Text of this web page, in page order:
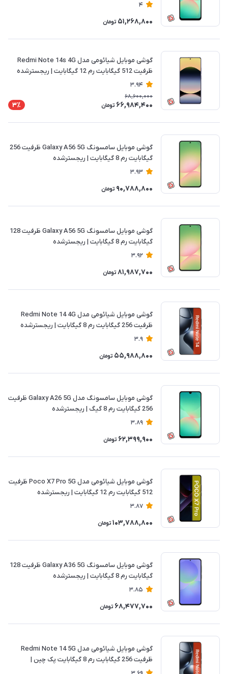
4
51,268,800 تومان
گوشی موبایل شیائومی مدل Redmi Note 14s 4G
ظرفیت 512 گیگابایت رم 12 گیگابایت | ریجسترشده
3.94
68,600,000
66,984,400 تومان 3٪
گوشی موبایل سامسونگ Galaxy A56 5G ظرفیت 256
گیگابایت رم 8 گیگابایت | ریجسترشده
3.93
90,788,800 تومان
گوشی موبایل سامسونگ Galaxy A56 5G ظرفیت 128
گیگابایت رم 8 گیگابایت | ریجسترشده
3.92
81,987,700 تومان
گوشی موبایل شیائومی مدل Redmi Note 14 4G
ظرفیت 256 گیگابایت رم 8 گیگابایت | ریجسترشده
3.9
55,988,800 تومان
گوشی موبایل سامسونگ مدل Galaxy A26 5G ظرفیت
256 گیگابایت رم 8 گیگ | ریجسترشده
3.89
62,399,900 تومان
گوشی موبایل شیائومی مدل Poco X7 Pro 5G ظرفیت
512 گیگابایت رم 12 گیگابایت | ریجسترشده
3.87
103,788,800 تومان
گوشی موبایل سامسونگ Galaxy A36 5G ظرفیت 128
گیگابایت رم 8 گیگابایت | ریجسترشده
3.85
68,477,700 تومان
گوشی موبایل شیائومی مدل Redmi Note 14 5G
ظرفیت 256 گیگابایت رم 8 گیگابایت پک چین |
ریجسترشده